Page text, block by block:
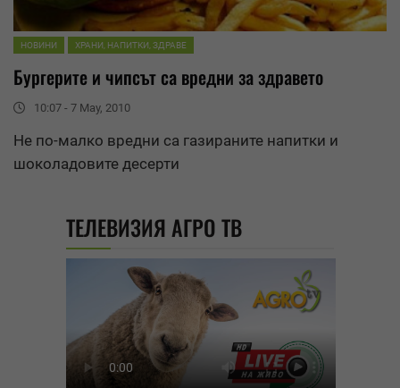
НОВИНИ ХРАНИ, НАПИТКИ, ЗДРАВЕ
Бургерите и чипсът са вредни за здравето
10:07 - 7 May, 2010
Не по-малко вредни са газираните напитки и
шоколадовите десерти
ТЕЛЕВИЗИЯ АГРО ТВ